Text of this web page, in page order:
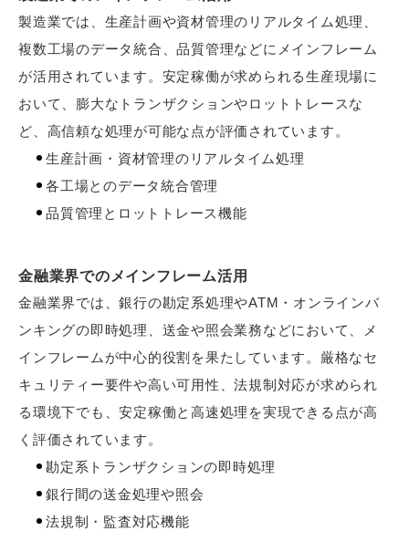
製造業では、生産計画や資材管理のリアルタイム処理、
複数工場のデータ統合、品質管理などにメインフレーム
が活用されています。安定稼働が求められる生産現場に
おいて、膨大なトランザクションやロットトレースな
ど、高信頼な処理が可能な点が評価されています。
生産計画・資材管理のリアルタイム処理
各工場とのデータ統合管理
品質管理とロットトレース機能
金融業界でのメインフレーム活用
金融業界では、銀行の勘定系処理やATM・オンラインバ
ンキングの即時処理、送金や照会業務などにおいて、メ
インフレームが中心的役割を果たしています。厳格なセ
キュリティー要件や高い可用性、法規制対応が求められ
る環境下でも、安定稼働と高速処理を実現できる点が高
く評価されています。
勘定系トランザクションの即時処理
銀行間の送金処理や照会
法規制・監査対応機能